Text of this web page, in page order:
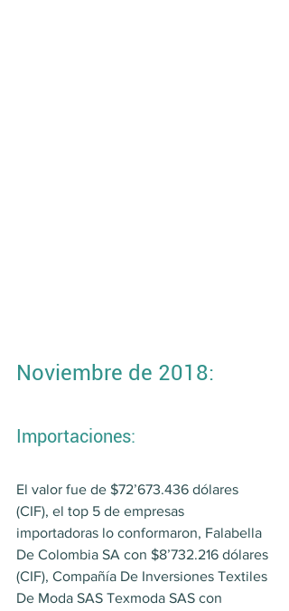
Noviembre de 2018:
Importaciones:
El valor fue de $72’673.436 dólares
(CIF), el top 5 de empresas
importadoras lo conformaron, Falabella
De Colombia SA con $8’732.216 dólares
(CIF), Compañía De Inversiones Textiles
De Moda SAS Texmoda SAS con